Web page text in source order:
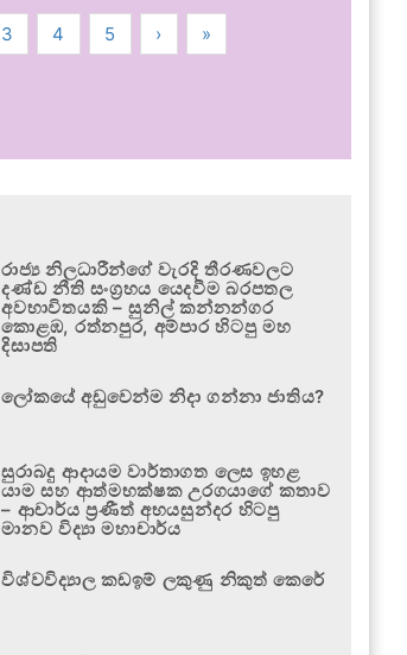
3 4 5 › »
රාජ්‍ය නිලධාරීන්ගේ වැරදි තීරණවලට
දණ්ඩ නීති සංග්‍රහය යෙදවීම බරපතල
අවභාවිතයකි – සුනිල් කන්නන්ගර
කොළඹ, රත්නපුර, අම්පාර හිටපු මහ
දිසාපති
ලෝකයේ අඩුවෙන්ම නිදා ගන්නා ජාතිය?
සුරාබදු ආදායම වාර්තාගත ලෙස ඉහළ
යාම සහ ආත්මභක්ෂක උරගයාගේ කතාව
– ආචාර්ය ප්‍රණීත් අභයසුන්දර හිටපු
මානව විද්‍යා මහාචාර්ය
විශ්වවිද්‍යාල කඩඉම් ලකුණු නිකුත් කෙරේ